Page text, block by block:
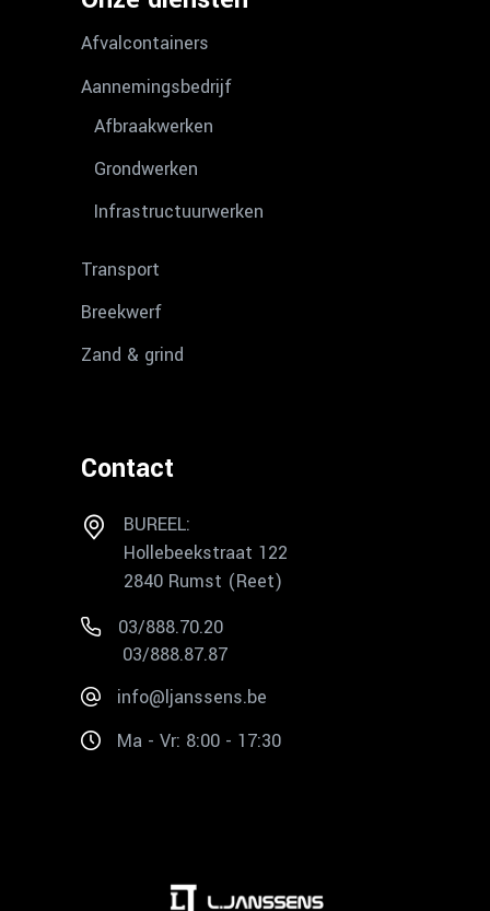
Afvalcontainers
Aannemingsbedrijf
Afbraakwerken
Grondwerken
Infrastructuurwerken
Transport
Breekwerf
Zand & grind
Contact
BUREEL:
Hollebeekstraat 122
2840 Rumst (Reet)
03/888.70.20
03/888.87.87
info@ljanssens.be
Ma - Vr: 8:00 - 17:30